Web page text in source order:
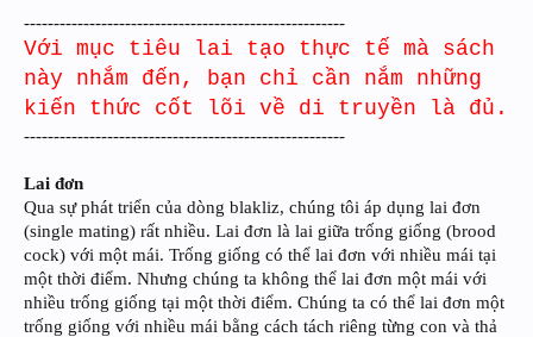
------------------------------------------------------
Với mục tiêu lai tạo thực tế mà sách
này nhắm đến, bạn chỉ cần nắm những
kiến thức cốt lõi về di truyền là đủ.
------------------------------------------------------
Lai đơn
Qua sự phát triển của dòng blakliz, chúng tôi áp dụng lai đơn
(single mating) rất nhiều. Lai đơn là lai giữa trống giống (brood
cock) với một mái. Trống giống có thể lai đơn với nhiều mái tại
một thời điểm. Nhưng chúng ta không thể lai đơn một mái với
nhiều trống giống tại một thời điểm. Chúng ta có thể lai đơn một
trống giống với nhiều mái bằng cách tách riêng từng con và thả